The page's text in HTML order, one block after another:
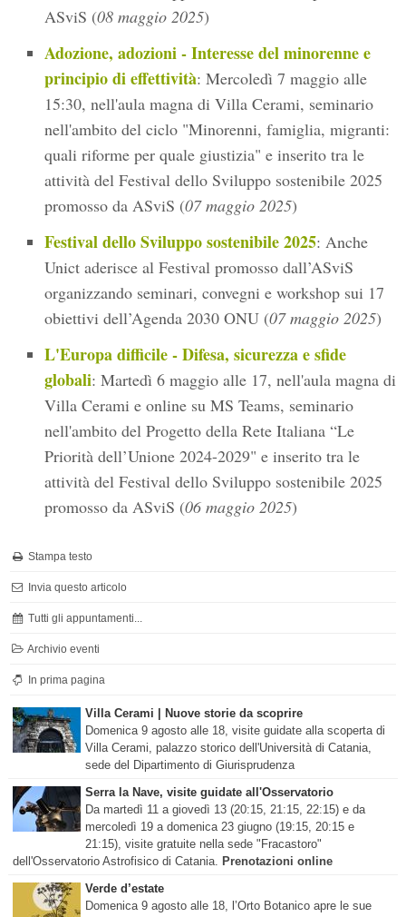
ASviS (08 maggio 2025)
Adozione, adozioni - Interesse del minorenne e
principio di effettività: Mercoledì 7 maggio alle
15:30, nell'aula magna di Villa Cerami, seminario
nell'ambito del ciclo "Minorenni, famiglia, migranti:
quali riforme per quale giustizia" e inserito tra le
attività del Festival dello Sviluppo sostenibile 2025
promosso da ASviS (07 maggio 2025)
Festival dello Sviluppo sostenibile 2025: Anche
Unict aderisce al Festival promosso dall’ASviS
organizzando seminari, convegni e workshop sui 17
obiettivi dell’Agenda 2030 ONU (07 maggio 2025)
L'Europa difficile - Difesa, sicurezza e sfide
globali: Martedì 6 maggio alle 17, nell'aula magna di
Villa Cerami e online su MS Teams, seminario
nell'ambito del Progetto della Rete Italiana “Le
Priorità dell’Unione 2024-2029" e inserito tra le
attività del Festival dello Sviluppo sostenibile 2025
promosso da ASviS (06 maggio 2025)
Stampa testo
Invia questo articolo
Tutti gli appuntamenti...
Archivio eventi
In prima pagina
Villa Cerami | Nuove storie da scoprire
Domenica 9 agosto alle 18, visite guidate alla scoperta di
Villa Cerami, palazzo storico dell'Università di Catania,
sede del Dipartimento di Giurisprudenza
Serra la Nave, visite guidate all'Osservatorio
Da martedì 11 a giovedì 13 (20:15, 21:15, 22:15) e da
mercoledì 19 a domenica 23 giugno (19:15, 20:15 e
21:15), visite gratuite nella sede "Fracastoro"
dell'Osservatorio Astrofisico di Catania. Prenotazioni online
Verde d’estate
Domenica 9 agosto alle 18, l’Orto Botanico apre le sue